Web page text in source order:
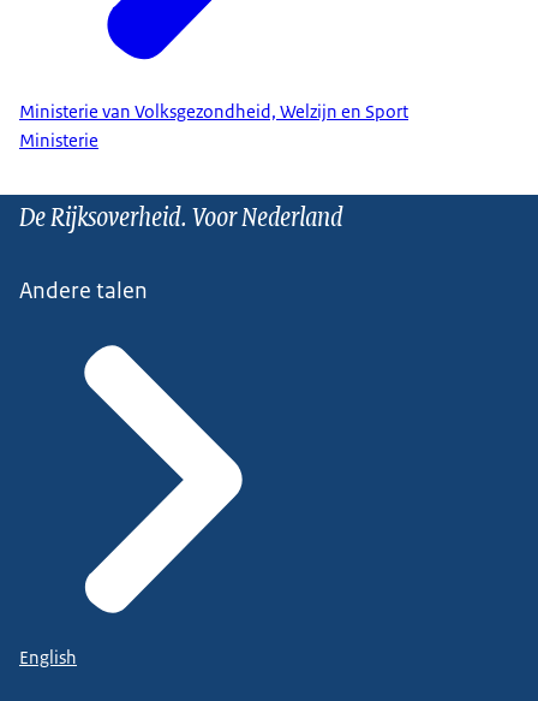
Ministerie van Volksgezondheid, Welzijn en Sport
Ministerie
De Rijksoverheid. Voor Nederland
Andere talen
English